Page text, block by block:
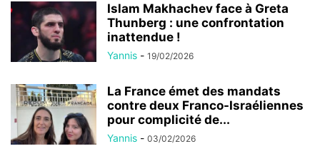
Islam Makhachev face à Greta
Thunberg : une confrontation
inattendue !
Yannis - 19/02/2026
La France émet des mandats
contre deux Franco-Israéliennes
pour complicité de...
Yannis - 03/02/2026